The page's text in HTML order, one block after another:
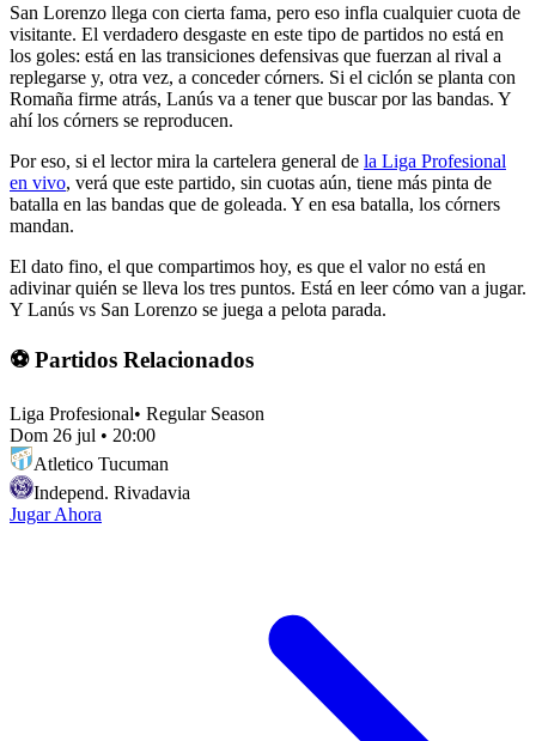
San Lorenzo llega con cierta fama, pero eso infla cualquier cuota de
visitante. El verdadero desgaste en este tipo de partidos no está en
los goles: está en las transiciones defensivas que fuerzan al rival a
replegarse y, otra vez, a conceder córners. Si el ciclón se planta con
Romaña firme atrás, Lanús va a tener que buscar por las bandas. Y
ahí los córners se reproducen.
Por eso, si el lector mira la cartelera general de la Liga Profesional
en vivo, verá que este partido, sin cuotas aún, tiene más pinta de
batalla en las bandas que de goleada. Y en esa batalla, los córners
mandan.
El dato fino, el que compartimos hoy, es que el valor no está en
adivinar quién se lleva los tres puntos. Está en leer cómo van a jugar.
Y Lanús vs San Lorenzo se juega a pelota parada.
⚽ Partidos Relacionados
Liga Profesional• Regular Season
Dom 26 jul • 20:00
Atletico Tucuman
Independ. Rivadavia
Jugar Ahora